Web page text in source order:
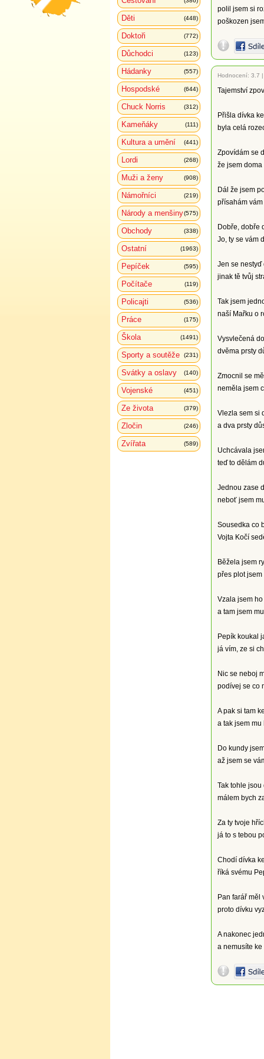
Děti (448)
Doktoři (772)
Důchodci (123)
Hádanky (557)
Hospodské (644)
Chuck Norris (312)
Kameňáky (111)
Kultura a umění (441)
Lordi (268)
Muži a ženy (908)
Námořníci (219)
Národy a menšiny(575)
Obchody (338)
Ostatní (1963)
Pepíček (595)
Počítače (119)
Policajti (536)
Práce (175)
Škola (1491)
Sporty a soutěže (231)
Svátky a oslavy (140)
Vojenské (451)
Ze života (379)
Zločin (246)
Zvířata (589)
polil jsem si
poškozen
Hodnocení: 3.7
Tajemství
Přišla dívka
byla celá
Zpovídám se
že jsem
Dál že jsem
přísahám
Dobře, dobře
Jo, ty se vám
Jen se nestyď
jinak tě tvůj
Tak jsem
naší Mařku o
Vysvlečená
dvěma prsty
Zmocnil se
neměla jsem
Vlezla sem si
a dva prsty
Uchcávala
teď to dělám
Jednou zase
neboť jsem
Sousedka co
Vojta Kočí
Běžela jsem
přes plot
Vzala jsem
a tam jsem
Pepík koukal
já vím, ze si
Nic se neboj
podívej se co
A pak si tam
a tak jsem
Do kundy
až jsem se
Tak tohle
málem bych
Za ty tvoje
já to s tebou
Chodí dívka
říká svému
Pan farář měl
proto dívku
A nakonec
a nemusíte